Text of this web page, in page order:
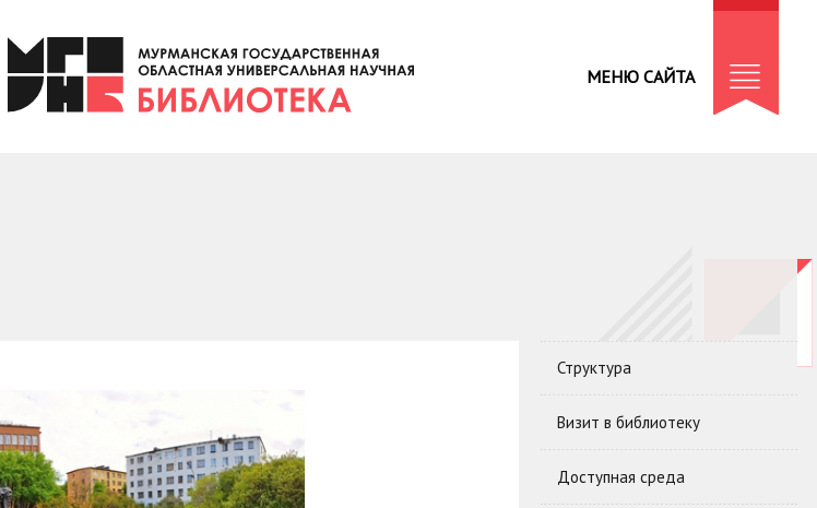
МЕНЮ САЙТА
Структура
Визит в библиотеку
Доступная среда